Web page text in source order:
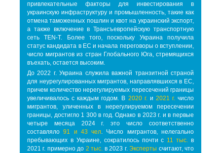
привлекательные факторы для инвестирования в
украинскую инфраструктуру и промышленность, такие как
отмена таможенных пошлин и квот на украинский экспорт,
а также включение в Трансъевропейскую транспортную
сеть TEN-T. Более того, поскольку Украина получила
статус кандидата в ЕС и начала переговоры о вступлении,
число мигрантов из стран Глобального Юга, стремящихся
въехать, остается высоким.
До 2022 г. Украина служила важной транзитной страной
для неурегулированных мигрантов, направлявшихся в ЕС,
причем количество нерегулируемых пересечений границы
увеличивалось с каждым годом. В 2020 г.и 2021 г.число
мигрантов, уличенных в нерегулируемом пересечении
границы, достигло 1 300 в год. Однако в 2023 г. и в первые
четыре месяца 2024 г. это число соответственно
составляло91 и 43 чел. Число мигрантов, нелегально
пребывающих в Украине, сократилось почти с 11 тыс. в
2021 г. примерно до 2 тыс. в 2023 г.Эксперты считают, что